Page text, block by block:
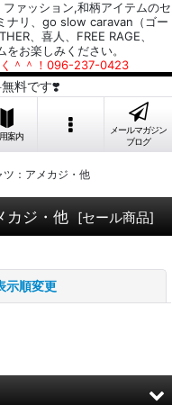
ァッション,和柄アイテムのセ
ナリ、go slow caravan（ゴー
、喜人、FREE RAGE、
お楽しみください。
く＾＾！096-237-0423
料です❣️
案内
メールマガジン
ブログ
ツ：アメカジ・他
カジ・他 [セール商品]
示順変更